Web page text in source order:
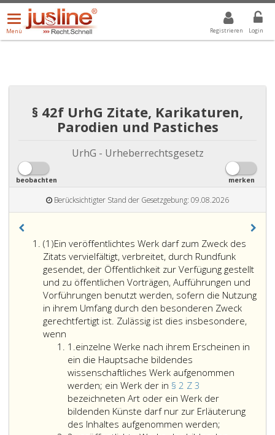
Registrieren Login
Menü
öffnen/schließen
Menü
ALLE DROPDOWN: GEWÄHLTER WERT IST ALLE
§ 42f UrhG Zitate, Karikaturen,
Parodien und Pastiches
UrhG - Urheberrechtsgesetz
beobachten merken
Berücksichtigter Stand der Gesetzgebung: 09.08.2026
(1)Absatz
eins
Ein veröffentlichtes Werk darf zum Zweck des
Zitats vervielfältigt, verbreitet, durch Rundfunk
gesendet, der Öffentlichkeit zur Verfügung gestellt
und zu öffentlichen Vorträgen, Aufführungen und
Vorführungen benutzt werden, sofern die Nutzung
in ihrem Umfang durch den besonderen Zweck
gerechtfertigt ist. Zulässig ist dies insbesondere,
wenn
1.Ziffer
eins
einzelne Werke nach ihrem Erscheinen in
ein die Hauptsache bildendes
wissenschaftliches Werk aufgenommen
werden; ein Werk der in § 2 Z 3
bezeichneten Art oder ein Werk der
bildenden Künste darf nur zur Erläuterung
des Inhaltes aufgenommen werden;